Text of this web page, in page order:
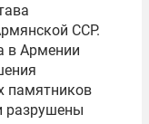
ССР.
в Армении
памятников
разрушены